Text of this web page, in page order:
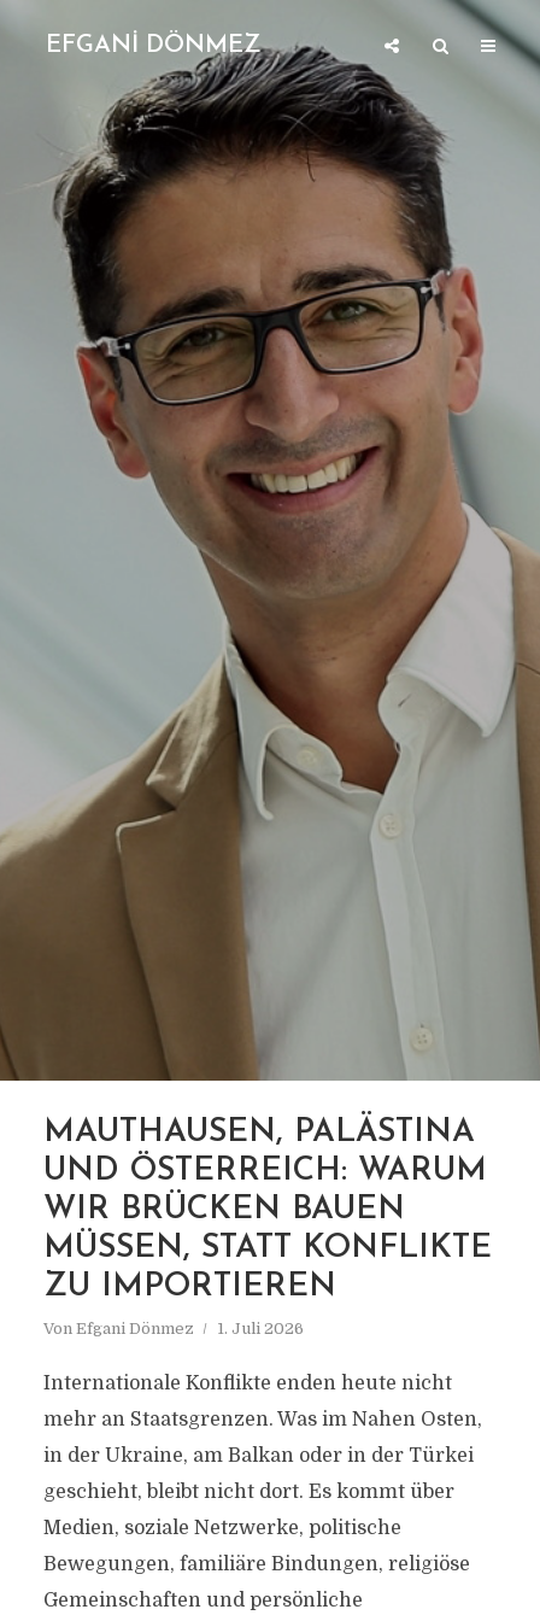
EFGANİ DÖNMEZ
MARKIERUNG
MAUTHAUSEN KOMITEE
MAUTHAUSEN, PALÄSTINA
UND ÖSTERREICH: WARUM
WIR BRÜCKEN BAUEN
MÜSSEN, STATT KONFLIKTE
ZU IMPORTIEREN
Von Efgani Dönmez 1. Juli 2026
Internationale Konflikte enden heute nicht
mehr an Staatsgrenzen. Was im Nahen Osten,
in der Ukraine, am Balkan oder in der Türkei
geschieht, bleibt nicht dort. Es kommt über
Medien, soziale Netzwerke, politische
Bewegungen, familiäre Bindungen, religiöse
Gemeinschaften und persönliche